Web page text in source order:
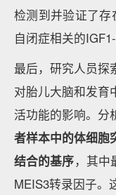
检测到并验证了存
自闭症相关的
最后，研究人员探
对胎儿大脑和发育
活功能的影响。分
者样本中的体细胞
结合的基序，其中
MEIS3转录因子。